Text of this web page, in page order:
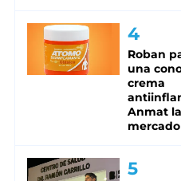
Roban
una
crema
Anmat
mercado